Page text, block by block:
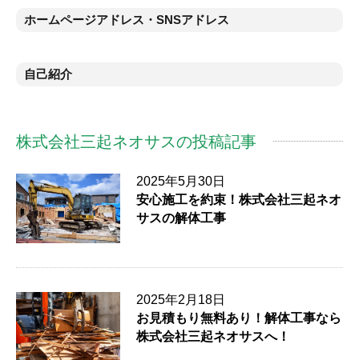
ホームページアドレス・SNSアドレス
自己紹介
株式会社三起ネオサスの投稿記事
2025年5月30日
安心施工を約束！株式会社三起ネオ
サスの解体工事
2025年2月18日
お見積もり無料あり！解体工事なら
株式会社三起ネオサスへ！